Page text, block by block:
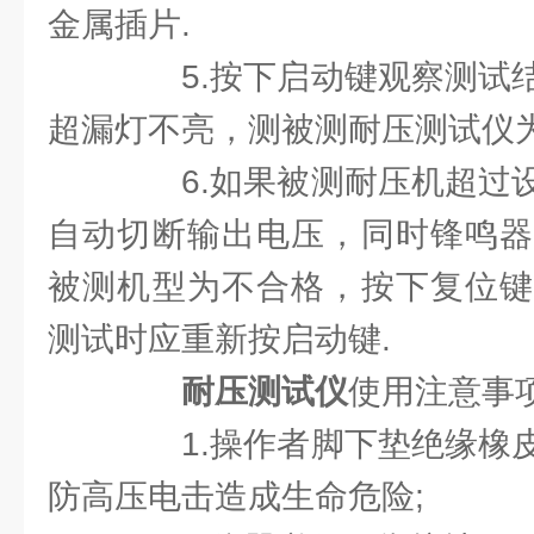
金属插片.
5.按下启动键观察测试
超漏灯不亮，测被测耐压测试仪
6.如果被测耐压机超过
自动切断输出电压，同时锋鸣
被测机型为不合格，按下复位
测试时应重新按启动键.
耐压测试仪使用注意事
1.操作者脚下垫绝缘橡
防高压电击造成生命危险;